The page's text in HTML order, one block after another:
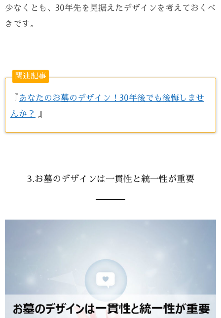
少なくとも、30年先を見据えたデザインを考えておくべ
きです。
関連記事
『 あなたのお墓のデザイン！30年後でも後悔しませ
んか？
』
3.お墓のデザインは一貫性と統一性が重要